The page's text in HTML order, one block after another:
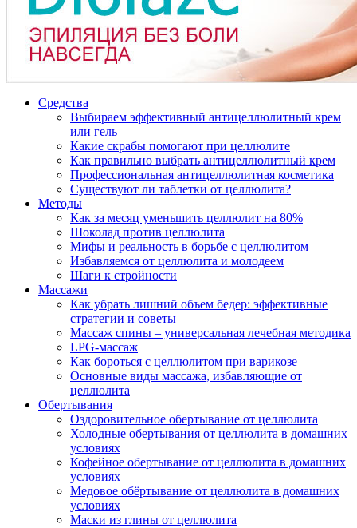
Средства
Выбираем эффективный антицеллюлитный крем
или гель
Какие скрабы помогают при целлюлите
Как правильно выбрать антицеллюлитный крем
Профессиональная антицеллюлитная косметика
Существуют ли таблетки от целлюлита?
Методы
Как за месяц уменьшить целлюлит на 80%
Шоколад против целлюлита
Мифы и реальность в борьбе с целлюлитом
Избавляемся от целлюлита и молодеем
Шаги к стройности
Массажи
Как убрать лишний объем бедер: эффективные
стратегии и советы
Массаж спины – универсальная лечебная методика
LPG-массаж
Как бороться с целлюлитом при варикозе
Основные виды массажа, избавляющие от
целлюлита
Обертывания
Оздоровительное обертывание от целлюлита
Холодные обертывания от целлюлита в домашних
условиях
Кофейное обертывание от целлюлита в домашних
условиях
Медовое обёртывание от целлюлита в домашних
условиях
Маски из глины от целлюлита